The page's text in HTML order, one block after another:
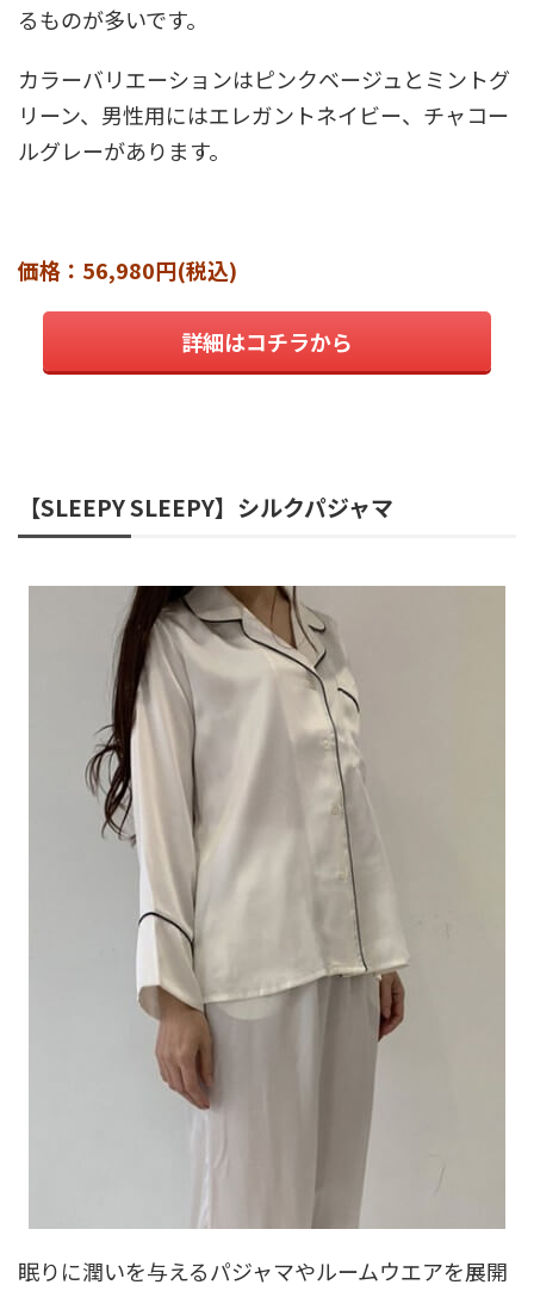
るものが多いです。
カラーバリエーションはピンクベージュとミントグ
リーン、男性用にはエレガントネイビー、チャコー
ルグレーがあります。
価格：56,980円(税込)
詳細はコチラから
【SLEEPY SLEEPY】シルクパジャマ
眠りに潤いを与えるパジャマやルームウエアを展開